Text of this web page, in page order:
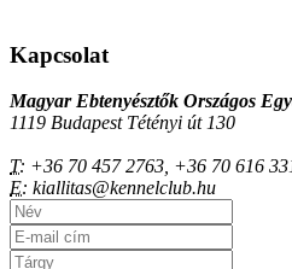
Kapcsolat
Magyar Ebtenyésztők Országos
1119 Budapest Tétényi út 130
T: +36 70 457 2763, +36 70 616
E: kiallitas@kennelclub.hu